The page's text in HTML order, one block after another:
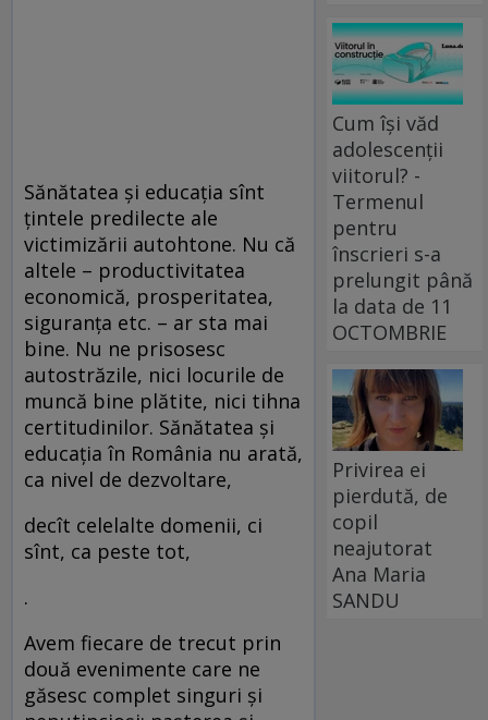
Sănătatea şi educaţia sînt
ţintele predilecte ale
victimizării autohtone. Nu că
altele – productivitatea
economică, prosperitatea,
siguranţa etc. – ar sta mai
bine. Nu ne prisosesc
autostrăzile, nici locurile de
muncă bine plătite, nici tihna
certitudinilor. Sănătatea şi
educaţia în România nu arată,
ca nivel de dezvoltare,
decît celelalte domenii, ci
sînt, ca peste tot,
.
Avem fiecare de trecut prin
două evenimente care ne
găsesc complet singuri şi
Cum își văd
adolescenții
viitorul? -
Termenul
pentru
înscrieri s-a
prelungit până
la data de 11
OCTOMBRIE
Privirea ei
pierdută, de
copil
neajutorat
Ana Maria
SANDU